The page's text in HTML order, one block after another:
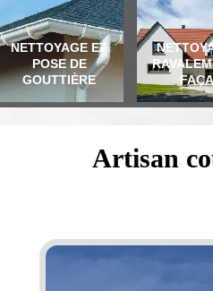
NETTOYAGE ET
POSE DE
GOUTTIÈRE
Artisan